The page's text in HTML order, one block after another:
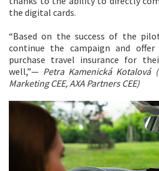
the digital cards.
“Based on the success of the
continue the campaign and
purchase travel insurance for
well,”— Petra Kamenická Kotalová
Marketing CEE, AXA Partners CEE)